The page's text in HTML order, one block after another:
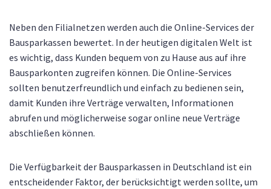
Neben den Filialnetzen werden auch die Online-Services der
Bausparkassen bewertet. In der heutigen digitalen Welt ist
es wichtig, dass Kunden bequem von zu Hause aus auf ihre
Bausparkonten zugreifen können. Die Online-Services
sollten benutzerfreundlich und einfach zu bedienen sein,
damit Kunden ihre Verträge verwalten, Informationen
abrufen und möglicherweise sogar online neue Verträge
abschließen können.
Die Verfügbarkeit der Bausparkassen in Deutschland ist ein
entscheidender Faktor, der berücksichtigt werden sollte, um